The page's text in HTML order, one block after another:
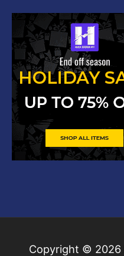
Copyright © 2026